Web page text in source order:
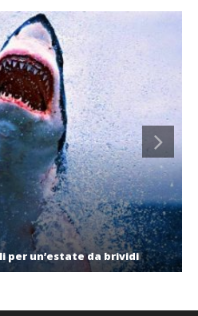
per un’estate da brividi